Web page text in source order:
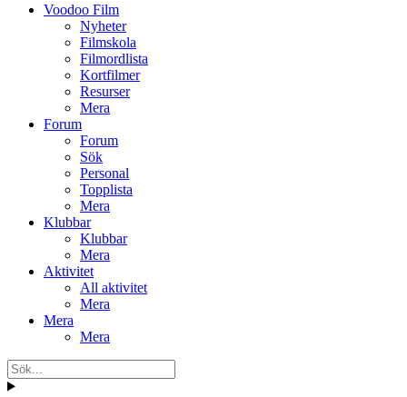
Voodoo Film
Nyheter
Filmskola
Filmordlista
Kortfilmer
Resurser
Mera
Forum
Forum
Sök
Personal
Topplista
Mera
Klubbar
Klubbar
Mera
Aktivitet
All aktivitet
Mera
Mera
Mera